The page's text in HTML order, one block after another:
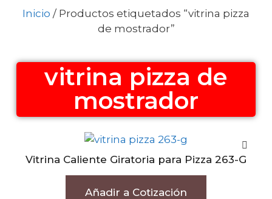
Inicio / Productos etiquetados “vitrina pizza
de mostrador”
vitrina pizza de
mostrador
Vitrina Caliente Giratoria para Pizza 263-G
Añadir a Cotización